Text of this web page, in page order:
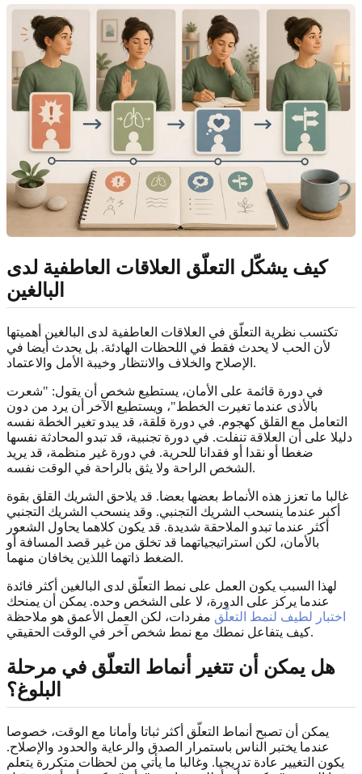
كيف يشكّل التعلّق العلاقات العاطفية لدى
البالغين
تكتسب نظرية التعلّق في العلاقات العاطفية لدى البالغين أهميتها
لأن الحب لا يحدث فقط في اللحظات الهادئة. بل يحدث أيضا في
الإصلاح والخلاف والانتظار وخيبة الأمل والاعتماد.
في دورة قائمة على الأمان، يستطيع شخص أن يقول: "شعرت
بالأذى عندما تغيرت الخطط"، ويستطيع الآخر أن يرد من دون
التعامل مع القلق كهجوم. في دورة قلقة، قد يبدو تغير الخطة نفسه
دليلا على أن العلاقة تنفلت. في دورة تجنبية، قد تبدو المحادثة نفسها
ضغطا أو نقدا أو فقدانا للحرية. في دورة غير منظمة، قد يريد
الشخص الراحة ولا يثق بالراحة في الوقت نفسه.
غالبا ما تعزز هذه الأنماط بعضها بعضا. قد يلاحق الشريك القلق بقوة
أكبر عندما ينسحب الشريك التجنبي. وقد ينسحب الشريك التجنبي
أكثر عندما تبدو الملاحقة شديدة. قد يكون كلاهما يحاول الشعور
بالأمان، لكن استراتيجياتهما قد تخلق من غير قصد المسافة أو
الضغط ذاتهما اللذين يخافان منهما.
لهذا السبب يكون العمل على نمط التعلّق لدى البالغين أكثر فائدة
عندما يركز على الدورة، لا على الشخص وحده. يمكن أن يمنحك
اختبار لطيف لنمط التعلّق مفردات، لكن العمل الأعمق هو ملاحظة
كيف يتفاعل نمطك مع نمط شخص آخر في الوقت الحقيقي.
هل يمكن أن تتغير أنماط التعلّق في مرحلة
البلوغ؟
يمكن أن تصبح أنماط التعلّق أكثر ثباتا وأمانا مع الوقت، خصوصا
عندما يختبر الناس باستمرار الصدق والرعاية والحدود والإصلاح.
يكون التغيير عادة تدريجيا. وغالبا ما يأتي من لحظات متكررة يتعلم